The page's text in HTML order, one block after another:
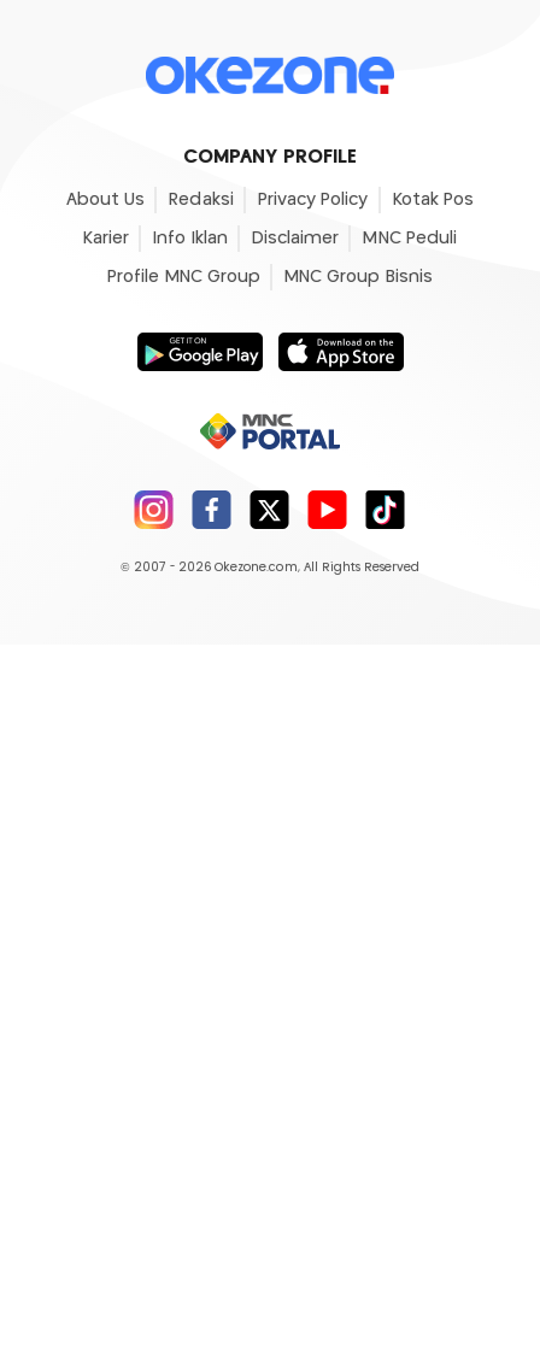
COMPANY PROFILE
About Us Redaksi Privacy Policy Kotak Pos
Karier Info Iklan Disclaimer MNC Peduli
Profile MNC Group MNC Group Bisnis
© 2007 - 2026 Okezone.com, All Rights Reserved